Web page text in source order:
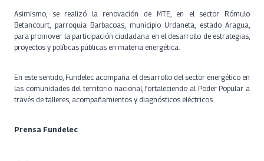
Asimismo, se realizó la renovación de MTE, en el sector Rómulo
Betancourt, parroquia Barbacoas, municipio Urdaneta, estado Aragua,
para promover la participación ciudadana en el desarrollo de estrategias,
proyectos y políticas públicas en materia energética.
En este sentido, Fundelec acompaña el desarrollo del sector energético en
las comunidades del territorio nacional, fortaleciendo al Poder Popular a
través de talleres, acompañamientos y diagnósticos eléctricos.
Prensa Fundelec